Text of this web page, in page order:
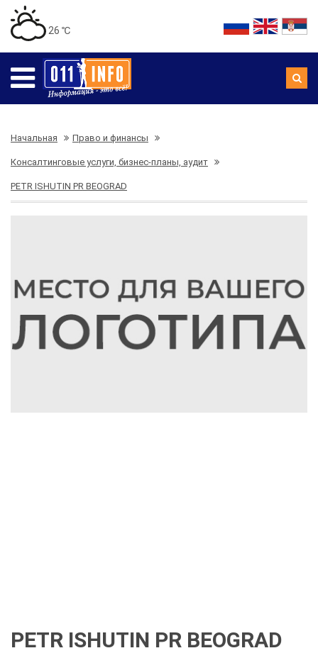
26 ℃
Начальная Право и финансы
Консалтинговые услуги, бизнес-планы, аудит
PETR ISHUTIN PR BEOGRAD
PETR ISHUTIN PR BEOGRAD